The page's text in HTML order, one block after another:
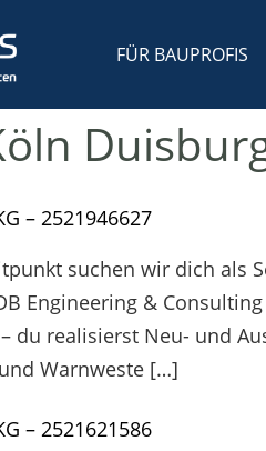
FÜR BAUPROFIS
– 2521946627
suchen wir dich als
Engineering &
du realisierst Neu- und
Warnweste […]
– 2521621586